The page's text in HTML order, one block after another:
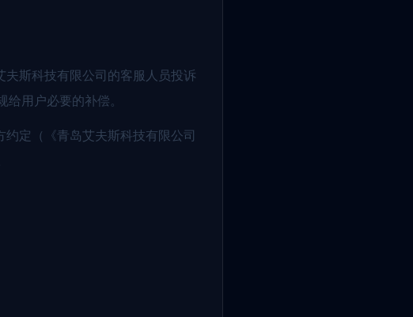
斯科技有限公司的客服人员投诉
用户必要的补偿。
定（《青岛艾夫斯科技有限公司